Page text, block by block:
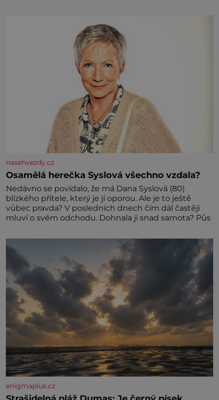
nasehvezdy.cz
Osamělá herečka Syslová všechno vzdala?
Nedávno se povídalo, že má Dana Syslová (80)
blízkého přítele, který je jí oporou. Ale je to ještě
vůbec pravda? V posledních dnech čím dál častěji
mluví o svém odchodu. Dohnala ji snad samota? Půs
enigmaplus.cz